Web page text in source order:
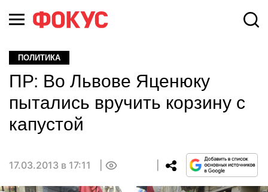
ПОЛИТИКА
ПР: Во Львове Яценюку
пытались вручить корзину с
капустой
17.03.2013 в 17:11